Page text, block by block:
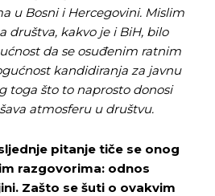
u Bosni i Hercegovini. Mislim
društva, kakvo je i BiH, bilo
da se osuđenim ratnim
kandidiranja za javnu
toga što to naprosto donosi
atmosferu u društvu.
pitanje tiče se onog
razgovorima: odnos
Zašto se šuti o ovakvim